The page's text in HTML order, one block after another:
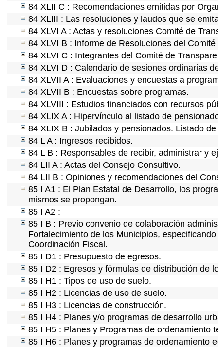
84 XLII C : Recomendaciones emitidas por
84 XLIII : Las resoluciones y laudos que se
84 XLVI A : Actas y resoluciones Comité de
84 XLVI B : Informe de Resoluciones del
84 XLVI C : Integrantes del Comité de
84 XLVI D : Calendario de sesiones ordinarias
84 XLVII A : Evaluaciones y encuestas a
84 XLVII B : Encuestas sobre programas.
84 XLVIII : Estudios financiados con recursos
84 XLIX A : Hipervínculo al listado de
84 XLIX B : Jubilados y pensionados. Listado
84 L A : Ingresos recibidos.
84 L B : Responsables de recibir, administrar y
84 LII A : Actas del Consejo Consultivo.
84 LII B : Opiniones y recomendaciones del
85 I A1 : El Plan Estatal de Desarrollo, los
mismos se propongan.
85 I A2 :
85 I B : Previo convenio de colaboración
Fortalecimiento de los Municipios,
Coordinación Fiscal.
85 I D1 : Presupuesto de egresos.
85 I D2 : Egresos y fórmulas de distribución de
85 I H1 : Tipos de uso de suelo.
85 I H2 : Licencias de uso de suelo.
85 I H3 : Licencias de construcción.
85 I H4 : Planes y/o programas de desarrollo
85 I H5 : Planes y Programas de ordenamiento
85 I H6 : Planes y programas de ordenamiento